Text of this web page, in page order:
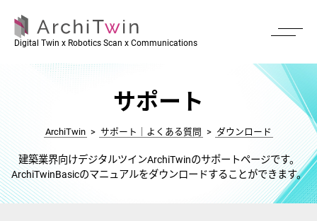
Digital Twin x Robotics Scan x Communications
サポート
ArchiTwin > サポート｜よくある質問 > ダウンロード
建築業界向けデジタルツインArchiTwinのサポートページです。
ArchiTwinBasicのマニュアルをダウンロードすることができます。